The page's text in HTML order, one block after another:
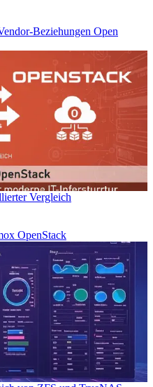
Beziehungen Open
Vergleich
OpenStack